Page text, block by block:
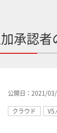
承認者
公開日：2021/
クラウド